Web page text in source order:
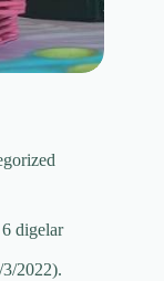
digelar
2022).